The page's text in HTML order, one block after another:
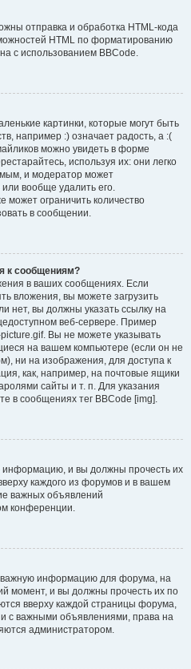
отправка и обработка HTML-кода
HTML по форматированию
с использованием BBCode.
картинки, которые могут быть
например :) означает радость, а :(
можно увидеть в форме
используя их: они легко
и модератор может
вообще удалить его.
ограничить количество
в сообщении.
к сообщениям?
в ваших сообщениях. Если
вложения, вы можете загрузить
нет, вы должны указать ссылку на
веб-сервере. Пример
Вы не можете указывать
на вашем компьютере (если он не
ни на изображения, для доступа к
как, например, на почтовые ящики
сайты и т. п. Для указания
в сообщениях тег BBCode [img].
и вы должны прочесть их
каждого из форумов и в вашем
важных объявлений
конференции.
информацию для форума, на
момент, и вы должны прочесть их по
вверху каждой страницы форума,
и с важными объявлениями, права на
администратором.